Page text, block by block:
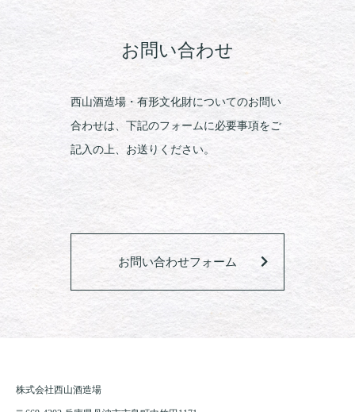
お問い合わせ
西山酒造場・有形文化財についてのお問い
合わせは、下記のフォームに必要事項をご
記入の上、お送りください。
お問い合わせフォーム
株式会社西山酒造場